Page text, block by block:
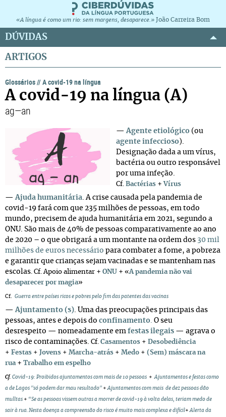
«A língua é como um rio: sem margens, desaparece.» João Carreira Bom
DÚVIDAS
ARTIGOS
Glossários//A covid-19 na língua
A covid-19 na língua (A)
ag—an
—Agente etiológico (ou
agente infeccioso ).
Designação dada a um vírus,
bactéria ou outro responsável
por uma infeção.
Cf. Bactérias + Vírus
— Ajuda humanitária. A crise causada pela pandemia de
covid-19 fará com que 235 milhões de pessoas, em todo
mundo, precisem de ajuda humanitária em 2021, segundo a
ONU. São mais de 40% de pessoas comparativamente ao ano
de 2020 – o que obrigará a um montante na ordem dos 30 mil
milhões de euros necessário para combater a fome, a pobreza
e garantir que crianças sejam vacinadas e se mantenham nas
escolas. Cf. Apoio alimentar + ONU + «A pandemia não vai
desaparecer por magia»
Cf. Guerra entre países ricos e pobres pelo fim das patentes das vacinas
— Ajuntamento (s). Uma das preocupações principais das
pessoas, antes e depois do confinamento. O seu
desrespeito — nomeadamente em festas ilegais — agrava o
risco de contaminações. Cf. Casamentos + Desobediência
+ Festas + Jovens + Marcha-atrás + Medo + (Sem) máscara na
rua+ Trabalho em espelho
Cf. Covid-19: Proibidos ajuntamentos com mais de 10 pessoas +Ajuntamentos e festas como
a de Lagos "só podem dar mau resultado" +Ajuntamentos com mais de dez pessoas dão
mulltas + “Se as pessoas vissem outras a morrer de covid-19 à volta delas, teriam medo de
sair à rua. Nesta doença a compreensão do risco é muito mais complexa e difícil+Alerta da